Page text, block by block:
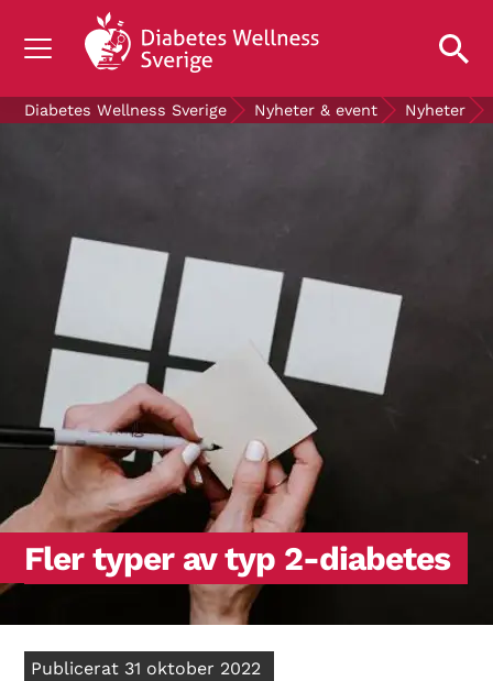
OM DIABETES
NYHETER & EVENT
OM OSS
GRATIS DIABETESPRODUKTER
Blodsockerkollen
Diabetes Wellness Sverige Nyheter & event Nyheter
Fler typer av typ 2-diabetes
Publicerat 31 oktober 2022